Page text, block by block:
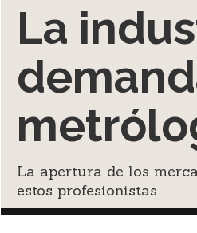
La
La apertura de los
estos profesionistas